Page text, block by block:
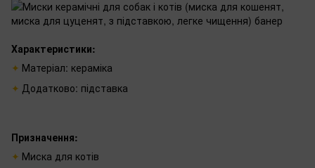
Характеристики:
Матеріал: кераміка
Додатково: підставка
Призначення:
Миска для котів